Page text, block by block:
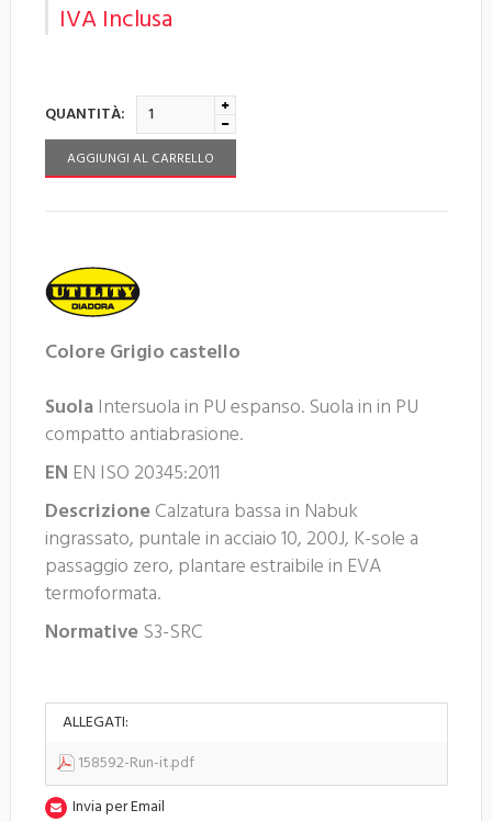
IVA Inclusa
QUANTITÀ:
AGGIUNGI AL CARRELLO
ColoreGrigio castello
Suola Intersuola in PU espanso. Suola in in PU
compatto antiabrasione.
EN EN ISO 20345:2011
DescrizioneCalzatura bassa in Nabuk
ingrassato, puntale in acciaio 10, 200J, K-sole a
passaggio zero, plantare estraibile in EVA
termoformata.
Normative S3-SRC
ALLEGATI:
158592-Run-it.pdf
Invia per Email